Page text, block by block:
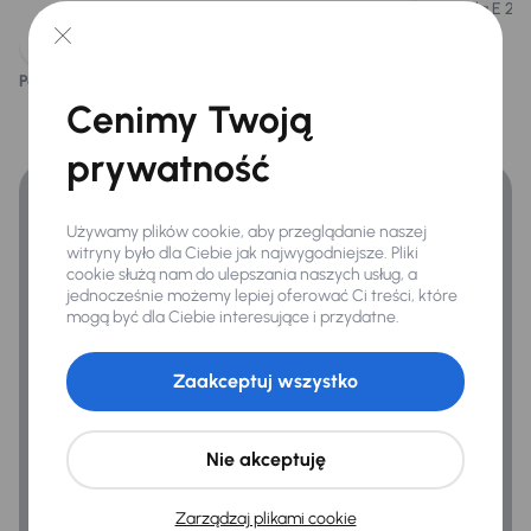
Extra
Adaptacyjne reflektory
Automatyczne parkowanie
Czujnik deszczu
Kamera cofania
Kompresor -zestaw naprawczy
Regulacja wysokości podwozia
Regulowanie zawieszenia
Zawieszenie pneumatyczne
diesla E
Podoba ci się ten opis?
Finansowanie
Zyskaj lepsze warunki finansowania niż v banku.
Cenimy Twoją
prywatność
Używamy plików cookie, aby przeglądanie naszej
witryny było dla Ciebie jak najwygodniejsze. Pliki
cookie służą nam do ulepszania naszych usług, a
jednocześnie możemy lepiej oferować Ci treści, które
mogą być dla Ciebie interesujące i przydatne.
Zarządzaj plikami cookie
Nie akceptuję
Zaakceptuj wszystko